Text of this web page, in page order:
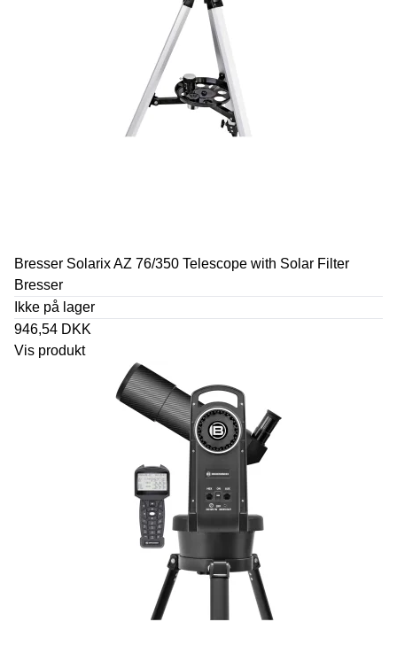
Bresser Solarix AZ 76/350 Telescope with Solar Filter
Bresser
Ikke på lager
946,54 DKK
Vis produkt